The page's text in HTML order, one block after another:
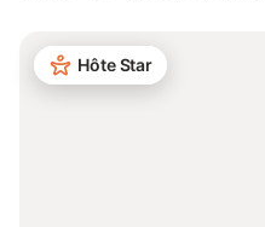
Hôte Star